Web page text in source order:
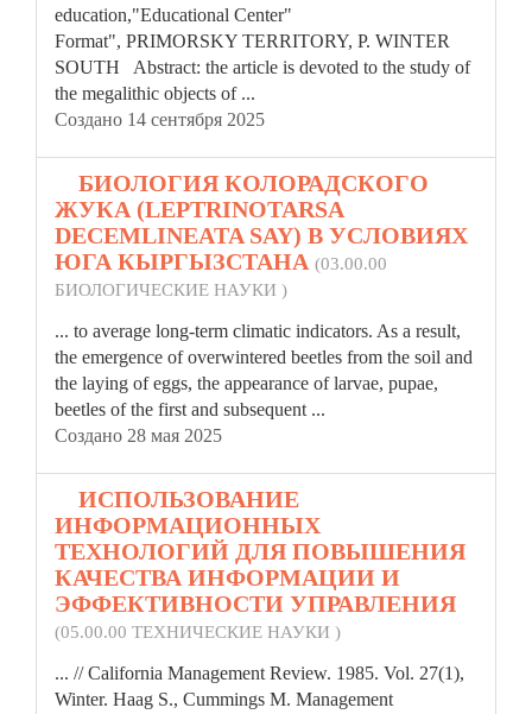
education,"Educational Center"
Format", PRIMORSKY TERRITORY, P. WINTER
SOUTH Abstract: the article is devoted to the study of
the megalithic objects of ...
Создано 14 сентября 2025
БИОЛОГИЯ КОЛОРАДСКОГО
ЖУКА (LEPTRINOTARSA
DECEMLINEATA SAY) В УСЛОВИЯХ
ЮГА КЫРГЫЗСТАНА (03.00.00
БИОЛОГИЧЕСКИЕ НАУКИ )
... to average long-term climatic indicators. As a result,
the emergence of overwintered beetles from the soil and
the laying of eggs, the appearance of larvae, pupae,
beetles of the first and subsequent ...
Создано 28 мая 2025
ИСПОЛЬЗОВАНИЕ
ИНФОРМАЦИОННЫХ
ТЕХНОЛОГИЙ ДЛЯ ПОВЫШЕНИЯ
КАЧЕСТВА ИНФОРМАЦИИ И
ЭФФЕКТИВНОСТИ УПРАВЛЕНИЯ
(05.00.00 ТЕХНИЧЕСКИЕ НАУКИ )
... // California Management Review. 1985. Vol. 27(1),
Winter. Haag S., Cummings M. Management